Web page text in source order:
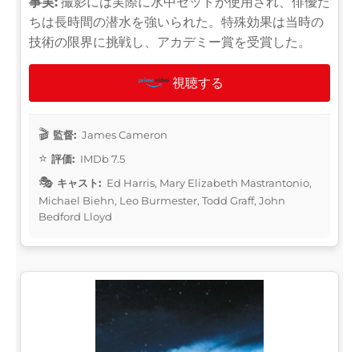
ちは長時間の潜水を強いられた。特殊効果は当時の
技術の限界に挑戦し、アカデミー賞を受賞した。
視聴する
監督: James Cameron
評価: IMDb 7.5
キャスト: Ed Harris, Mary Elizabeth Mastrantonio,
Michael Biehn, Leo Burmester, Todd Graff, John
Bedford Lloyd